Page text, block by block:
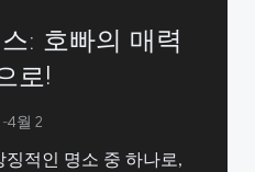
: 호빠의 매력
로!
-4월 2
적인 명소 중 하나로,